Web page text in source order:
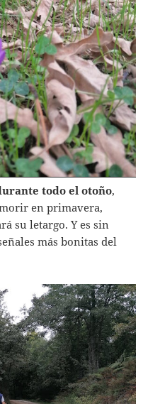
todo el otoño,
en primavera,
su letargo. Y es sin
más bonitas del